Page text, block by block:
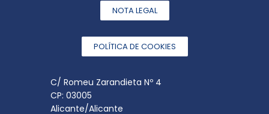
NOTA LEGAL
POLÍTICA DE COOKIES
C/ Romeu Zarandieta Nº 4
CP: 03005
Alicante/Alicante